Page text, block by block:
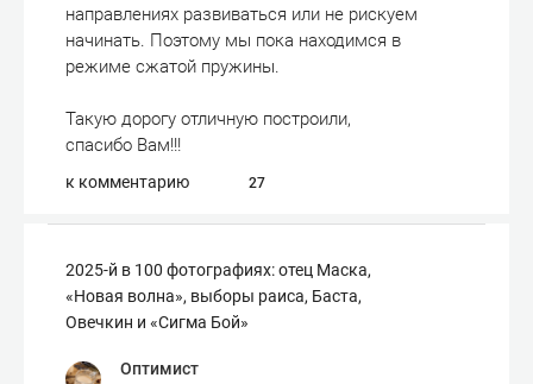
направлениях развиваться или не рискуем
начинать. Поэтому мы пока находимся в
режиме сжатой пружины.
Такую дорогу отличную построили,
спасибо Вам!!!
к комментарию 27
2025-й в 100 фотографиях: отец Маска,
«Новая волна», выборы раиса, Баста,
Овечкин и «Сигма Бой»
Оптимист